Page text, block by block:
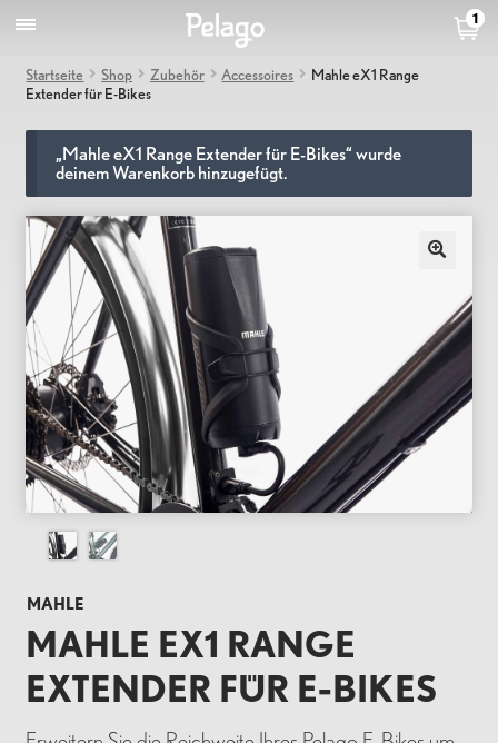
1
Startseite Shop Zubehör Accessoires
Mahle eX1 Range
Extender für E-Bikes
„Mahle eX1 Range Extender für E-Bikes“ wurde
deinem Warenkorb hinzugefügt.
MAHLE
MAHLE EX1 RANGE
EXTENDER FÜR E-BIKES